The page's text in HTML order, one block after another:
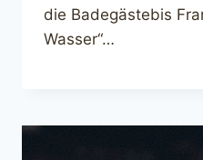
die Badegästebis
Wasser“…